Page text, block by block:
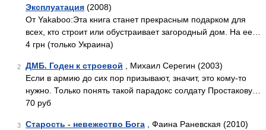
Эксплуатация (2008)
От Yakaboo:Эта книга станет прекрасным подарком для
всех, кто строит или обустраивает загородный дом. На ее…
4 грн (только Украина)
2 ДМБ. Годен к строевой , Михаил Серегин (2003)
Если в армию до сих пор призывают, значит, это кому-то
нужно. Только понять такой парадокс солдату Простакову…
70 руб
3 Старость - невежество Бога , Фаина Раневская (2010)